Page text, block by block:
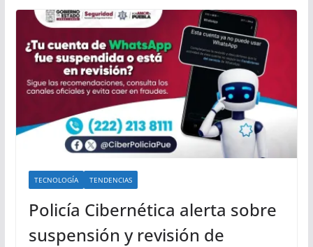
TECNOLOGÍA TENDENCIAS
Policía Cibernética alerta sobre
suspensión y revisión de